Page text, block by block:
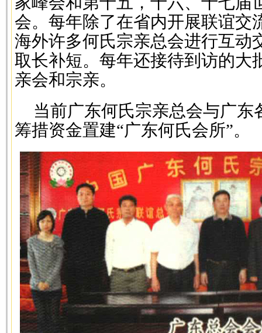
会。每年除了在省内开展联谊交
海外许多何氏宗亲总会进行互动
取长补短。每年还接待到访的大
亲会和宗亲。
当前广东何氏宗亲总会与广东
筹措资金置建“广东何氏会所”。